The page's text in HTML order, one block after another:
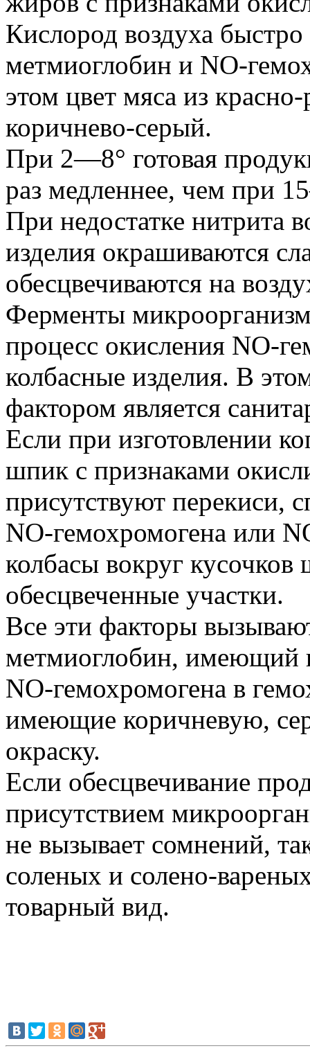
Кислород воздуха
метмиоглобин и NО-
этом цвет мяса из
коричнево-серый.
При 2—8° готовая
раз медленнее, чем при
При недостатке нитрита
изделия окрашиваются
обесцвечиваются на
Ферменты
процесс окисления NO-
колбасные изделия. В
фактором является
Если при изготовлении
шпик с признаками
присутствуют перекиси,
NO-гемохромогена или
колбасы вокруг
обесцвеченные участки.
Все эти факторы
метмиоглобин, имеющий
NO-гемохромогена в
имеющие коричневую,
окраску.
Если обесцвечивание
присутствием
не вызывает сомнений,
соленых и солено-
товарный вид.